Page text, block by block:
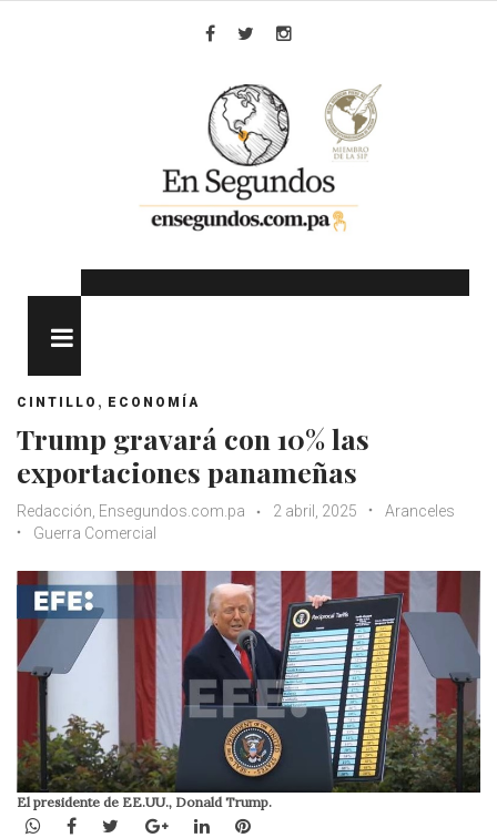
CINTILLO , ECONOMÍA
Trump gravará con 10% las
exportaciones panameñas
Redacción, Ensegundos.com.pa 2 abril, 2025
Aranceles
Guerra Comercial
El presidente de EE.UU., Donald Trump.
WhatsApp
Facebook
TwitterGoogle+LinkedInPinterest